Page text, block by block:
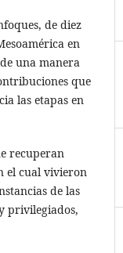
de diez
en
una manera
que
las etapas en
recuperan
el cual vivieron
de las
privilegiados,